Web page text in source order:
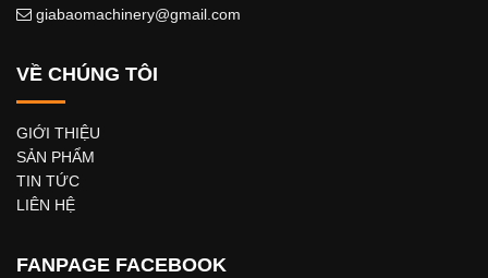
giabaomachinery@gmail.com
VỀ CHÚNG TÔI
GIỚI THIỆU
SẢN PHẨM
TIN TỨC
LIÊN HỆ
FANPAGE FACEBOOK